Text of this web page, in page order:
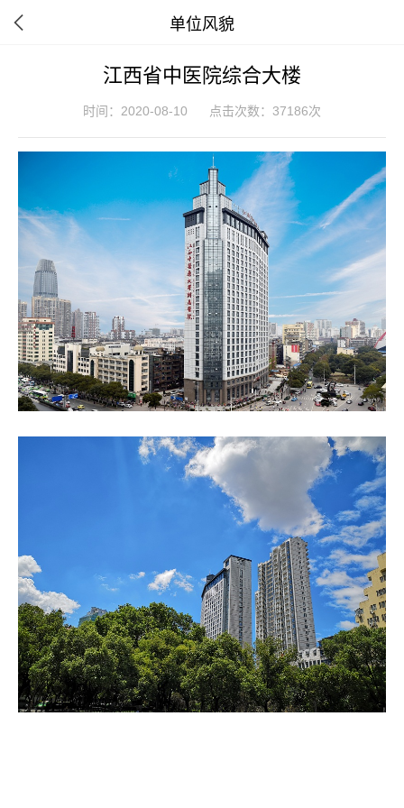
单位风貌
江西省中医院综合大楼
时间：2020-08-10 点击次数：37186次